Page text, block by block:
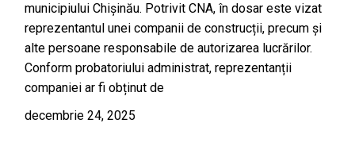
municipiului Chișinău. Potrivit CNA, în dosar este vizat
reprezentantul unei companii de construcții, precum și
alte persoane responsabile de autorizarea lucrărilor.
Conform probatoriului administrat, reprezentanții
companiei ar fi obținut de
decembrie 24, 2025